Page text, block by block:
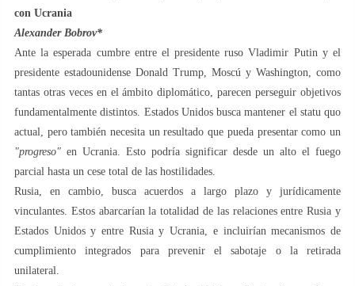
con Ucrania
Alexander Bobrov*
Ante la esperada cumbre entre el presidente ruso Vladimir Putin y el
presidente estadounidense Donald Trump, Moscú y Washington, como
tantas otras veces en el ámbito diplomático, parecen perseguir objetivos
fundamentalmente distintos. Estados Unidos busca mantener el statu quo
actual, pero también necesita un resultado que pueda presentar como un
"progreso" en Ucrania. Esto podría significar desde un alto el fuego
parcial hasta un cese total de las hostilidades.
Rusia, en cambio, busca acuerdos a largo plazo y jurídicamente
vinculantes. Estos abarcarían la totalidad de las relaciones entre Rusia y
Estados Unidos y entre Rusia y Ucrania, e incluirían mecanismos de
cumplimiento integrados para prevenir el sabotaje o la retirada
unilateral.